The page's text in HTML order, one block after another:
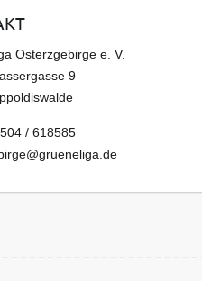
Osterzgebirge e. V.
9
/ 618585